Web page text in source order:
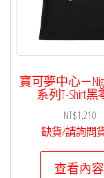
寶可夢中心－
系列T-Shirt黑
NT$1,210
缺貨/請詢問
查看內容